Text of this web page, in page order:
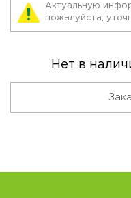
Актуальную
пожалуйста,
Нет в